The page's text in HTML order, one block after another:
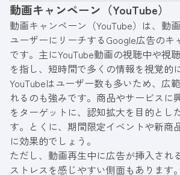
している方は、参考にしてください。
動画キャンペーン（YouTube）
動画キャンペーン（YouTube）は、動
ユーザーにリーチするGoogle広告のキ
です。主にYouTube動画の視聴中や視
を指し、短時間で多くの情報を視覚的
YouTubeはユーザー数も多いため、広
れるのも強みです。商品やサービスに
をターゲットに、認知拡大を目的とし
す。とくに、期間限定イベントや新商
に効果的でしょう。
ただし、動画再生中に広告が挿入され
ストレスを感じやすい側面もあります